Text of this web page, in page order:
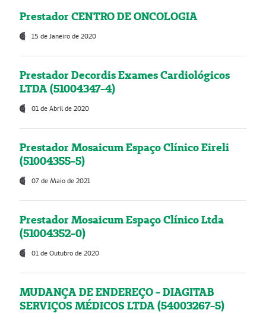
Prestador CENTRO DE ONCOLOGIA
15 de Janeiro de 2020
Prestador Decordis Exames Cardiológicos
LTDA (51004347-4)
01 de Abril de 2020
Prestador Mosaicum Espaço Clínico Eireli
(51004355-5)
07 de Maio de 2021
Prestador Mosaicum Espaço Clínico Ltda
(51004352-0)
01 de Outubro de 2020
MUDANÇA DE ENDEREÇO - DIAGITAB
SERVIÇOS MÉDICOS LTDA (54003267-5)